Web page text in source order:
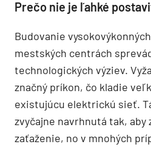
Prečo nie je ľahké
Budovanie
mestských centrách
technologických výziev.
značný príkon, čo kladie
existujúcu elektrickú sieť.
zvyčajne navrhnutá tak, aby
zaťaženie, no v mnohých